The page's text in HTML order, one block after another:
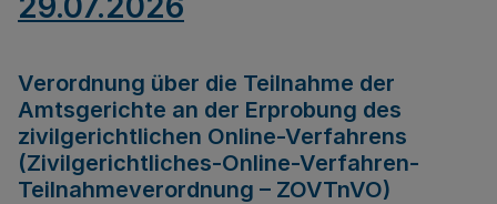
Verordnung über die Teilnahme der
Amtsgerichte an der Erprobung des
zivilgerichtlichen Online-Verfahrens
(Zivilgerichtliches-Online-Verfahren-
Teilnahmeverordnung – ZOVTnVO)